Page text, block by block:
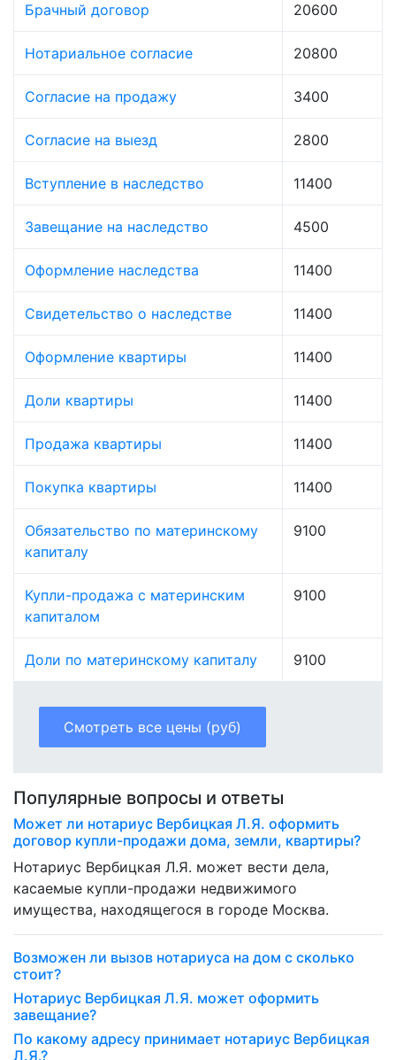
Брачный договор 20600
Нотариальное согласие 20800
Согласие на продажу 3400
Согласие на выезд 2800
Вступление в наследство 11400
Завещание на наследство 4500
Оформление наследства 11400
Свидетельство о наследстве 11400
Оформление квартиры 11400
Доли квартиры 11400
Продажа квартиры 11400
Покупка квартиры 11400
Обязательство по материнскому
капиталу
9100
Купли-продажа с материнским
капиталом
9100
Доли по материнскому капиталу 9100
Смотреть все цены (руб)
Популярные вопросы и ответы
Может ли нотариус Вербицкая Л.Я. оформить
договор купли-продажи дома, земли, квартиры?
Нотариус Вербицкая Л.Я. может вести дела,
касаемые купли-продажи недвижимого
имущества, находящегося в городе Москва.
Возможен ли вызов нотариуса на дом с сколько
стоит?
Нотариус Вербицкая Л.Я. может оформить
завещание?
По какому адресу принимает нотариус Вербицкая
Л.Я.?